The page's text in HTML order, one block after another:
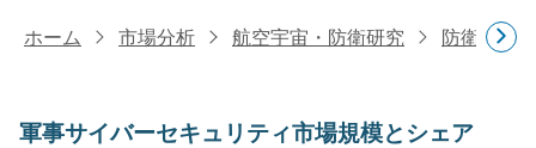
ホーム 市場分析 航空宇宙・防衛研究 防衛研究
軍事サイバーセキュリティ市場規模とシェア